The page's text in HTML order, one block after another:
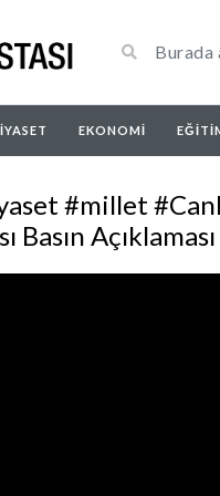
EKONOMI
#millet
Basın Açıklaması